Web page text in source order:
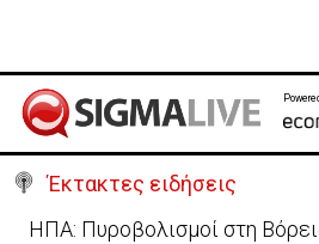
Έκτακτες ειδήσεις
ΗΠΑ: Πυροβολισμοί στη